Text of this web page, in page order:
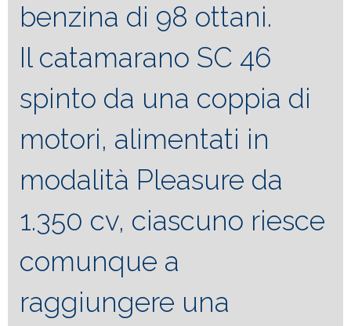
benzina di 98 ottani.
Il catamarano SC 46
spinto da una coppia di
motori, alimentati in
modalità Pleasure da
1.350 cv, ciascuno riesce
comunque a
raggiungere una